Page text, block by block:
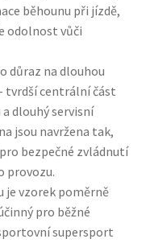
běhounu při jízdě,
odolnost vůči
důraz na dlouhou
tvrdší centrální část
dlouhý servisní
jsou navržena tak,
bezpečné zvládnutí
provozu.
je vzorek poměrně
pro běžné
supersport